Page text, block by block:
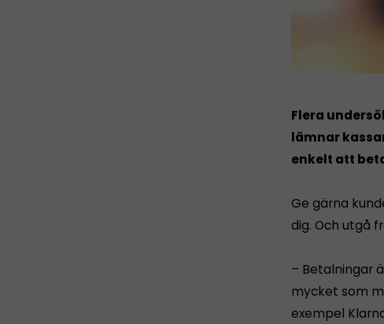
Flera
lämnar
enkelt att
Ge gärna
dig. Och utgå
– Betalningar
mycket som
exempel